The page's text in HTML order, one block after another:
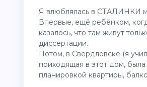
Я влюблялась в СТАЛИНКИ
Впервые, ещё ребёнком,
казалось, что там живут
диссертации.
Потом, в Свердловске (я
приходящая в этот дом, была
планировкой квартиры,